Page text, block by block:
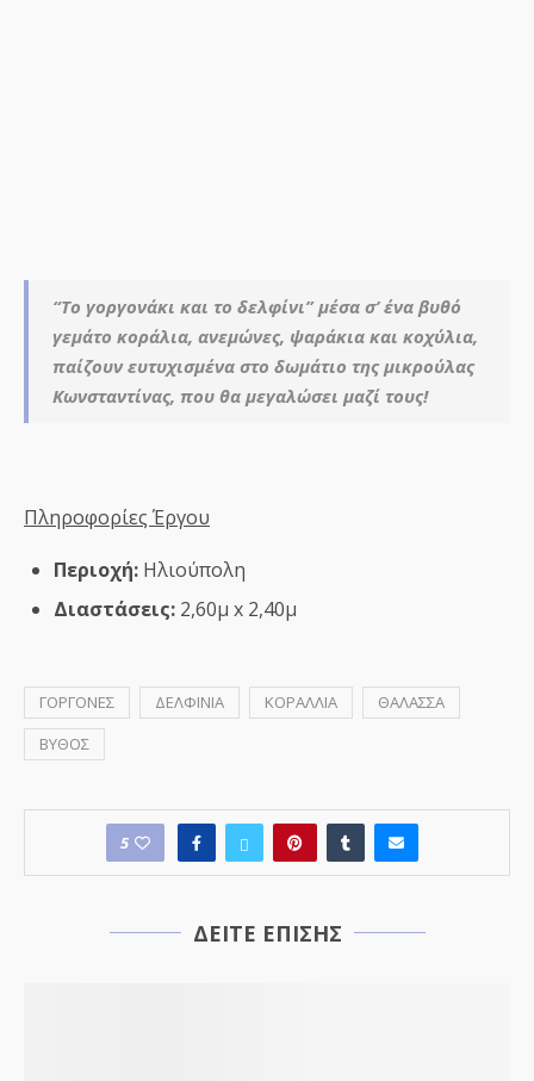
“Το γοργονάκι και το δελφίνι” μέσα σ’ ένα βυθό
γεμάτο κοράλια, ανεμώνες, ψαράκια και κοχύλια,
παίζουν ευτυχισμένα στο δωμάτιο της μικρούλας
Κωνσταντίνας, που θα μεγαλώσει μαζί τους!
Πληροφορίες Έργου
Περιοχή: Ηλιούπολη
Διαστάσεις: 2,60μ x 2,40μ
ΓΟΡΓΟΝΕΣ ΔΕΛΦΙΝΙΑ ΚΟΡΑΛΛΙΑ
ΘΑΛΑΣΣΑ
ΒΥΘΟΣ
5
ΔΕΙΤΕ ΕΠΙΣΗΣ